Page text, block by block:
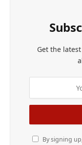
Get the
By signing